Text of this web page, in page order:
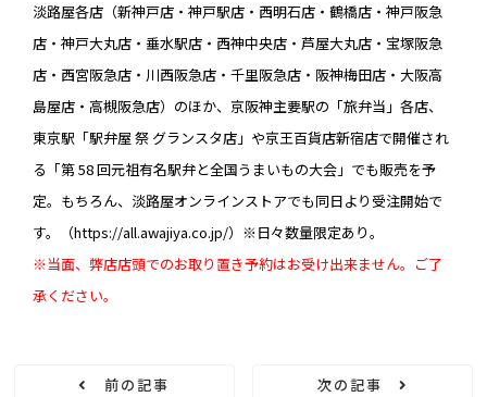
淡路屋各店（新神戸店・神戸駅店・西明石店・鶴橋店・神戸阪急
店・神戸大丸店・垂水駅店・西神中央店・芦屋大丸店・宝塚阪急
店・西宮阪急店・川西阪急店・千里阪急店・阪神梅田店・大阪高
島屋店・高槻阪急店）のほか、京阪神主要駅の「旅弁当」各店、
東京駅「駅弁屋 祭 グランスタ店」や京王百貨店新宿店で開催され
る「第 58 回元祖有名駅弁と全国うまいもの大会」でも販売を予
定。もちろん、淡路屋オンラインストアでも同日より受注開始で
す。（https://all.awajiya.co.jp/）※日々数量限定あり。
※当面、弊店店頭でのお取り置き予約はお受け出来ません。ご了
承ください。
前の記事 次の記事